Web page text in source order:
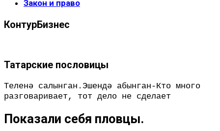
Закон и право
КонтурБизнес
Татарские пословицы
Теленә салынган.Эшендә абынган-Кто много
разговаривает, тот дело не сделает
Показали себя пловцы.